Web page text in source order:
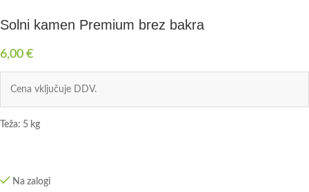
Solni kamen Premium brez bakra
6,00 €
Cena vključuje DDV.
Teža: 5 kg
Na zalogi